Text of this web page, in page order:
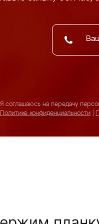
Я соглашаюсь на передачу
Политике конфиденциальности